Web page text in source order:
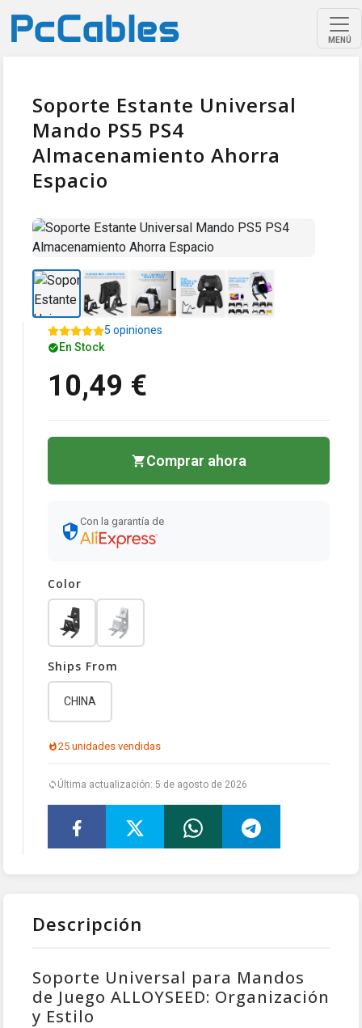
MENÚ
Soporte Estante Universal
Mando PS5 PS4
Almacenamiento Ahorra
Espacio
5 opiniones
En Stock
10,49 €
Comprar ahora
Con la garantía de
Color
Ships From
CHINA
25 unidades vendidas
Última actualización: 5 de agosto de 2026
Descripción
Soporte Universal para Mandos
de Juego ALLOYSEED: Organización
y Estilo